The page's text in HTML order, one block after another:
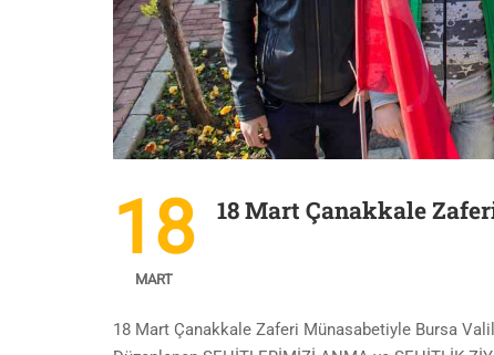
18
MART
18 Mart Çanakkale
18 Mart Çanakkale Zaferi Münasabetiyle Bursa